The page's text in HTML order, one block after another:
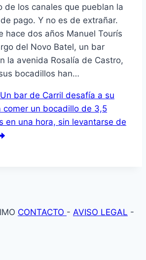
de los canales que pueblan la
pago. Y no es de extrañar.
hace dos años Manuel Tourís
del Novo Batel, un bar
la avenida Rosalía de Castro,
bocadillos han…
Un bar de Carril desafía a su
comer un bocadillo de 3,5
en una hora, sin levantarse de
CONTACTO - AVISO LEGAL -